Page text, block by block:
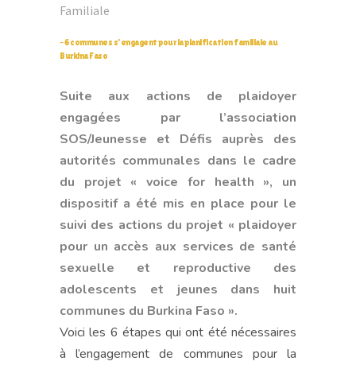
Familiale
– 6 communes s’engagent pour la planification familiale au
Burkina Faso
Suite aux actions de plaidoyer
engagées par l’association
SOS/Jeunesse et Défis auprès des
autorités communales dans le cadre
du projet « voice for health », un
dispositif a été mis en place pour le
suivi des actions du projet « plaidoyer
pour un accès aux services de santé
sexuelle et reproductive des
adolescents et jeunes dans huit
communes du Burkina Faso ».
Voici les 6 étapes qui ont été nécessaires
à l’engagement de communes pour la